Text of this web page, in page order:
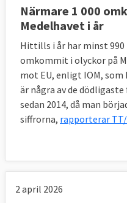
personer inom så
gränsförfarandena.
antingen ta emot
avvisa dem utan
att bidra på andra
Man ska även
grupp personer
Lagliga vägar in
Kommissionen vill
Närmare 1 000
Medelhavet i år
Hittills i år har minst
omkommit i olyckor på
mot EU, enligt IOM,
är några av de
sedan 2014, då man
siffrorna, rapporterar TT/
2 april 2026